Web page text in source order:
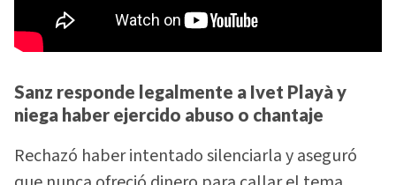
Sanz responde legalmente a Ivet Playà y
niega haber ejercido abuso o chantaje
Rechazó haber intentado silenciarla y aseguró